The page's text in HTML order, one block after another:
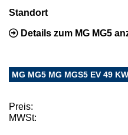
Standort
Details zum MG MG5
MG MG5 MG MGS5 EV 49
Preis:
MWSt: